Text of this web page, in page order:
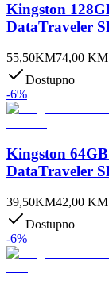
Kingston
DataTraveler
55,50KM74,00 KM
Dostupno
-6%
Kingston
DataTraveler
39,50KM42,00 KM
Dostupno
-6%